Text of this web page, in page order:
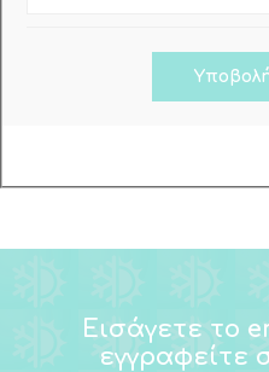
Εισάγετε το
εγγραφείτε